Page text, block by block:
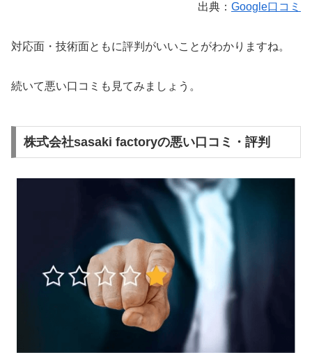
出典： Google口コミ
対応面・技術面ともに評判がいいことがわかりますね。
続いて悪い口コミも見てみましょう。
株式会社sasaki factoryの悪い口コミ・評判